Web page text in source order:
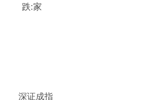
跌:家